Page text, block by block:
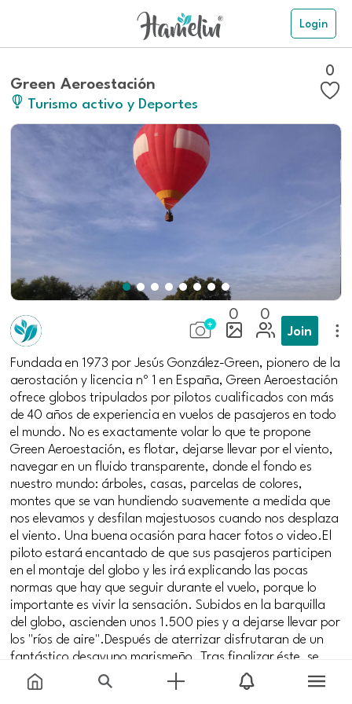
Login
Green Aeroestación
Turismo activo y Deportes
0
0 0
Join
Fundada en 1973 por Jesús González-Green, pionero de la
aerostación y licencia nº 1 en España, Green Aeroestación
ofrece globos tripulados por pilotos cualificados con más
de 40 años de experiencia en vuelos de pasajeros en todo
el mundo. No es exactamente volar lo que te propone
Green Aeroestación, es flotar, dejarse llevar por el viento,
navegar en un fluido transparente, donde el fondo es
nuestro mundo: árboles, casas, parcelas de colores,
montes que se van hundiendo suavemente a medida que
nos elevamos y desfilan majestuosos cuando nos desplaza
el viento. Una buena ocasión para hacer fotos o video.El
piloto estará encantado de que sus pasajeros participen
en el montaje del globo y les irá explicando las pocas
normas que hay que seguir durante el vuelo, porque lo
importante es vivir la sensación. Subidos en la barquilla
del globo, ascienden unos 1.500 pies y a dejarse llevar por
los "ríos de aire".Después de aterrizar disfrutaran de un
fantástico desayuno marismeño. Tras finalizar éste, se
celebra el bautismo del aire con un nombre aeronáutico y
se brinda con una copa de cava "Capitán Green" junto a